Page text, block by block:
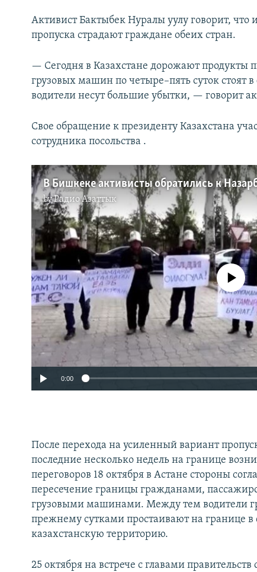
Активист Бактыбек Нуралы уулу говорит, что
пропуска страдают граждане обеих стран.
— Сегодня в Казахстане дорожают продукты
грузовых машин по четыре–пять суток стоят
водители несут большие убытки, — говорит
Cвое обращение к президенту Казахстана
сотрудника посольства .
В Бишкеке активисты обратились к
byРадио Азаттык
No media source
0:00
После перехода на усиленный вариант
последние несколько недель на границе
переговоров 18 октября в Астане стороны
пересечение границы гражданами,
грузовыми машинами. Между тем водители
прежнему сутками простаивают на границе
казахстанскую территорию.
25 октября на встрече с главами правительств